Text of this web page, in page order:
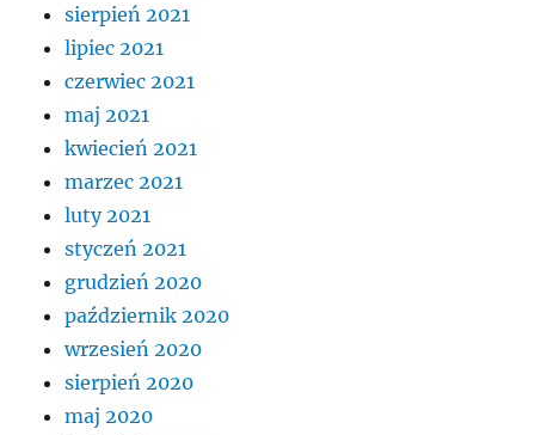
sierpień 2021
lipiec 2021
czerwiec 2021
maj 2021
kwiecień 2021
marzec 2021
luty 2021
styczeń 2021
grudzień 2020
październik 2020
wrzesień 2020
sierpień 2020
maj 2020